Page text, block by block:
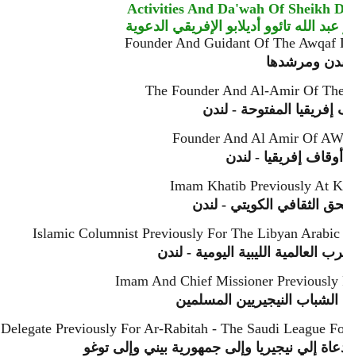
Activities And Da'wah Of Sheikh
الله تائوو أديلابو الإفريقي الدعوية
Founder And Guidant Of The
ومرشدها
The Founder And Al-Amir Of
المفتوحة - لندن
Founder And Al Amir Of
إفريقيا - لندن
Imam Khatib Previously At
الثقافي الكويتي - لندن
Islamic Columnist Previously For The Libyan
العالمية الليبية اليومية - لندن
Imam And Chief Missioner
النيجيريين المسلمين
Delegate Previously For Ar-Rabitah - The Saudi League
إلي نيجيريا وإلى جمهورية بيني وإلى توغو